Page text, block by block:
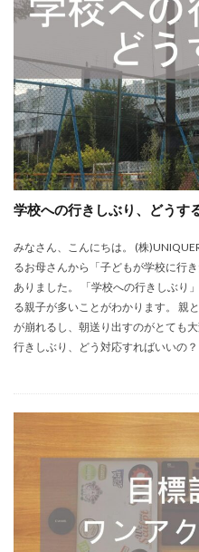
学校への行きしぶり、どうす
みなさん、こんにちは。 (株
るお母さんから「子どもが学校に行
ありました。 「学校への行きしぶり
る親子が多いことがわかります。 親
が崩れるし、朝送り出すのがとても
行きしぶり、どう対応すればいいの